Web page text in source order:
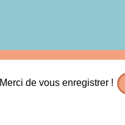
Merci de vous enregistrer !